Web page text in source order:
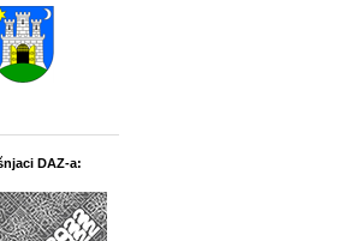
DAZ-a: